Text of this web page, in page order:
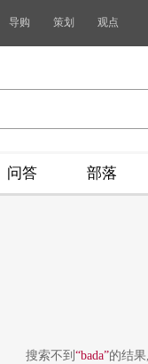
导购 策划 观点
问答 部落
搜索不到 “bada”的结